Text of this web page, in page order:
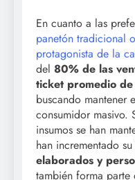
En cuanto a las
panetón tradicional
protagonista de la
del 80% de las
ticket promedio
buscando mantener
consumidor masivo.
insumos se han
han incrementado
elaborados y
también forma